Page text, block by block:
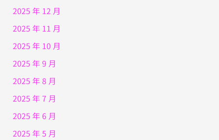
2025 年 12 月
2025 年 11 月
2025 年 10 月
2025 年 9 月
2025 年 8 月
2025 年 7 月
2025 年 6 月
2025 年 5 月